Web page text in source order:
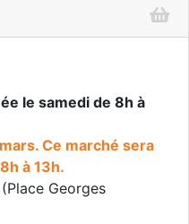
le samedi de 8h à
Ce marché sera
à 13h.
Georges